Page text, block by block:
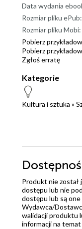
Data wydania
Rozmiar pliku ePub:
Rozmiar pliku Mobi:
Pobierz
Pobierz
Zgłoś erratę
Kategorie
Kultura i sztuka »
Produkt nie został
dostępu lub nie
dostępu lub są
Wydawca/
walidacji produktu
informacji na